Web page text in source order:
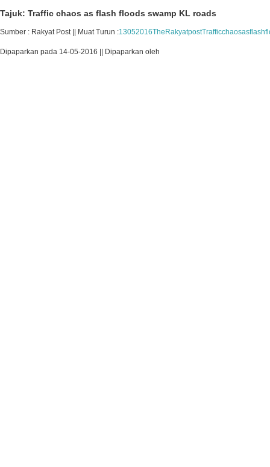
Tajuk: Traffic chaos as flash floods swamp KL roads
Sumber : Rakyat Post || Muat Turun :
Dipaparkan pada 14-05-2016 || Dipaparkan oleh